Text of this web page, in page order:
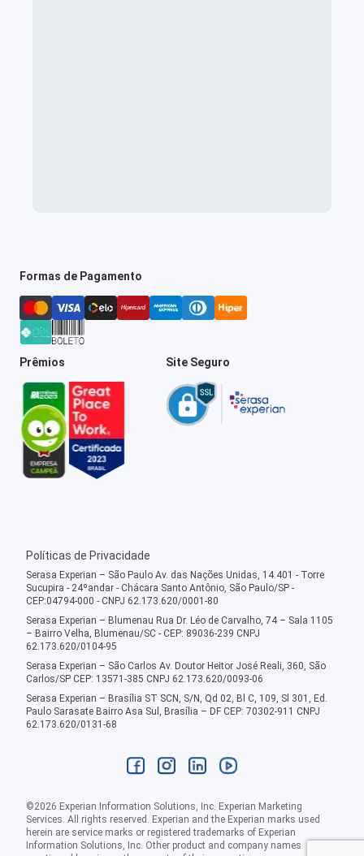
Formas de Pagamento
Prêmios Site Seguro
Políticas de Privacidade
Serasa Experian – São Paulo Av. das Nações Unidas, 14.401 - Torre
Sucupira - 24ºandar - Chácara Santo Antônio, São Paulo/SP -
CEP:04794-000 - CNPJ 62.173.620/0001-80
Serasa Experian – Blumenau Rua Dr. Léo de Carvalho, 74 – Sala 1105
– Bairro Velha, Blumenau/SC - CEP: 89036-239 CNPJ
62.173.620/0104-95
Serasa Experian – São Carlos Av. Doutor Heitor José Reali, 360, São
Carlos/SP CEP: 13571-385 CNPJ 62.173.620/0093-06
Serasa Experian – Brasília ST SCN, S/N, Qd 02, Bl C, 109, Sl 301, Ed.
Paulo Sarasate Bairro Asa Sul, Brasília – DF CEP: 70302-911 CNPJ
62.173.620/0131-68
©2026 Experian Information Solutions, Inc. Experian Marketing
Services. All rights reserved. Experian and the Experian marks used
herein are service marks or registered trademarks of Experian
Information Solutions, Inc. Other product and company names